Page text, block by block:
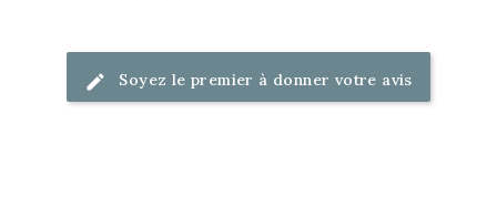
Soyez le premier à donner votre avis